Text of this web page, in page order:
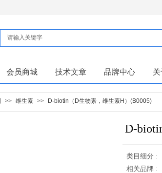
会员商城 技术文章 品牌中心
>> 维生素 >> D-biotin（D生物素，维生素H）(B0005)
D-
类目细分 :
相关品牌 :